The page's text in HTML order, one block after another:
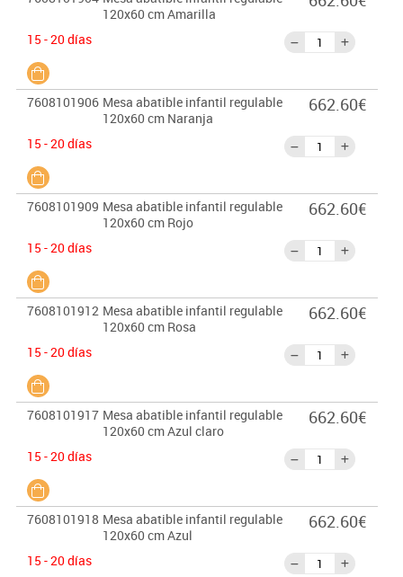
120x60 cm Amarilla
15 - 20 días
7608101906 Mesa abatible infantil regulable
120x60 cm Naranja
15 - 20 días
662.60€
7608101909 Mesa abatible infantil regulable
120x60 cm Rojo
15 - 20 días
662.60€
7608101912 Mesa abatible infantil regulable
120x60 cm Rosa
15 - 20 días
662.60€
7608101917 Mesa abatible infantil regulable
120x60 cm Azul claro
15 - 20 días
662.60€
7608101918 Mesa abatible infantil regulable
120x60 cm Azul
15 - 20 días
662.60€